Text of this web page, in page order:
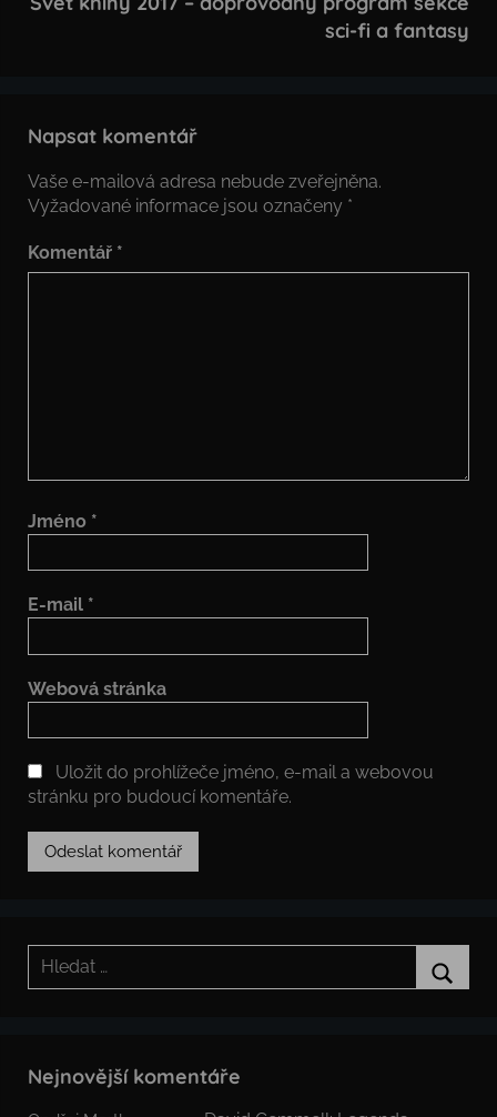
sci-fi a fantasy
Napsat komentář
Vaše e-mailová adresa nebude zveřejněna.
Vyžadované informace jsou označeny *
Komentář *
Jméno *
E-mail *
Webová stránka
Uložit do prohlížeče jméno, e-mail a webovou
stránku pro budoucí komentáře.
Hledat:
Nejnovější komentáře